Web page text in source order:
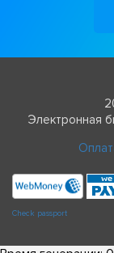
Электронная
Check passport